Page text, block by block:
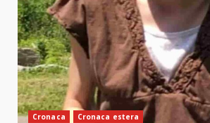
Cronaca Cronaca estera